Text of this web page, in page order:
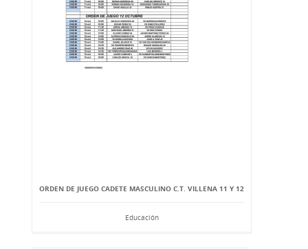
ORDEN DE JUEGO CADETE MASCULINO C.T. VILLENA 11 Y 12
Educación